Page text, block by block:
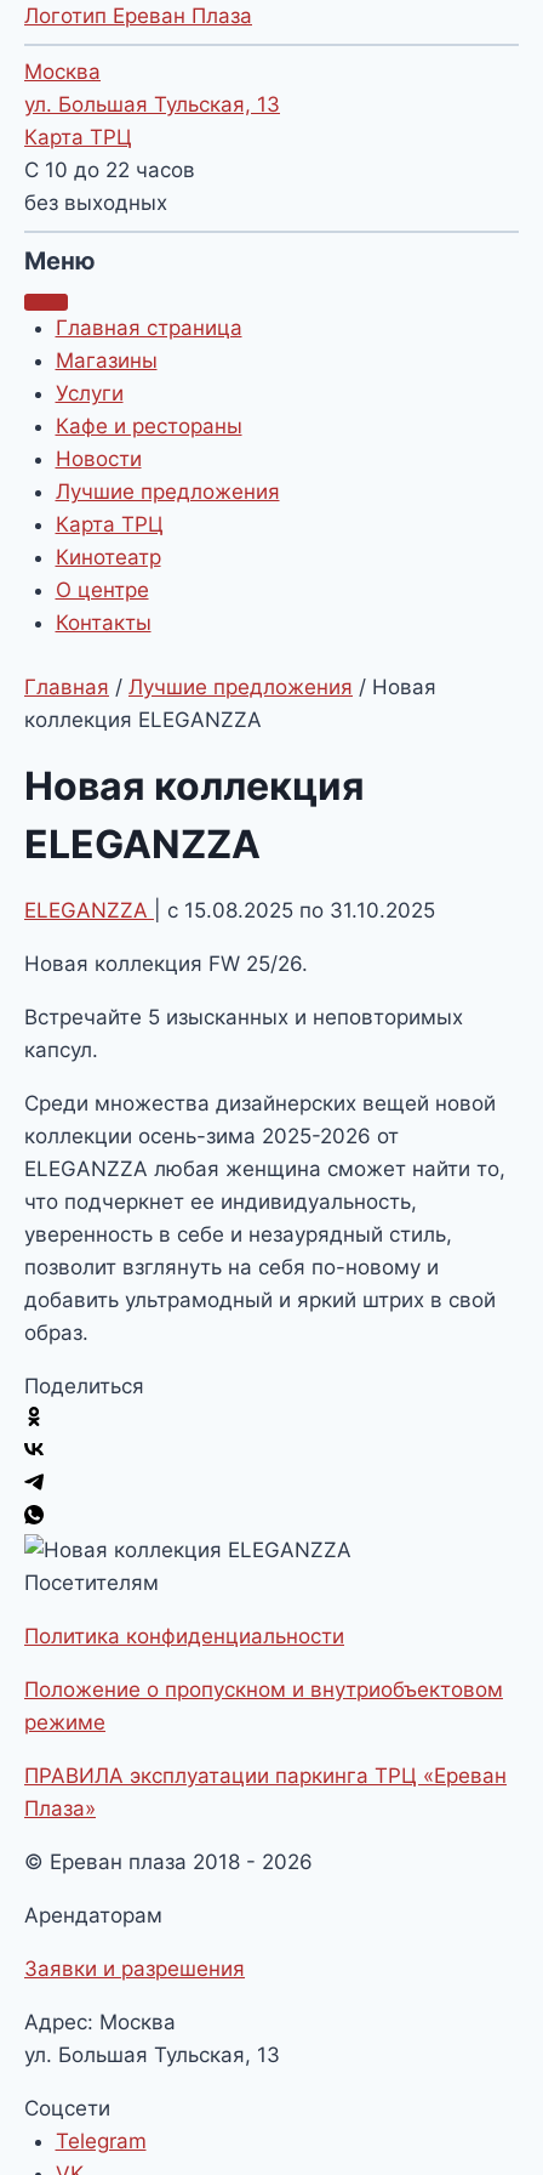
Логотип Ереван Плаза
Москва
ул. Большая Тульская, 13
Карта ТРЦ
С 10 до 22 часов
без выходных
Меню
Главная страница
Магазины
Услуги
Кафе и рестораны
Новости
Лучшие предложения
Карта ТРЦ
Кинотеатр
О центре
Контакты
Главная / Лучшие предложения / Новая
коллекция ELEGANZZA
Новая коллекция
ELEGANZZA
ELEGANZZA | с 15.08.2025 по 31.10.2025
Новая коллекция FW 25/26.
Встречайте 5 изысканных и неповторимых
капсул.
Среди множества дизайнерских вещей новой
коллекции осень-зима 2025-2026 от
ELEGANZZA любая женщина сможет найти то,
что подчеркнет ее индивидуальность,
уверенность в себе и незаурядный стиль,
позволит взглянуть на себя по-новому и
добавить ультрамодный и яркий штрих в свой
образ.
Поделиться
Посетителям
Политика конфиденциальности
Положение о пропускном и внутриобъектовом
режиме
ПРАВИЛА эксплуатации паркинга ТРЦ «Ереван
Плаза»
© Ереван плаза 2018 - 2026
Арендаторам
Заявки и разрешения
Адрес: Москва
ул. Большая Тульская, 13
Соцсети
Telegram